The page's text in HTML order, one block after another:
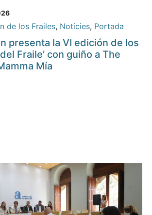
de los Frailes, Notícies, Portada
presenta la VI edición de los
Fraile’ con guiño a The
Mía